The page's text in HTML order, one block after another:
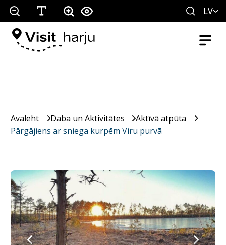
LV
Avaleht Daba un Aktivitātes
Aktīvā atpūta
Pārgājiens ar sniega kurpēm Viru purvā